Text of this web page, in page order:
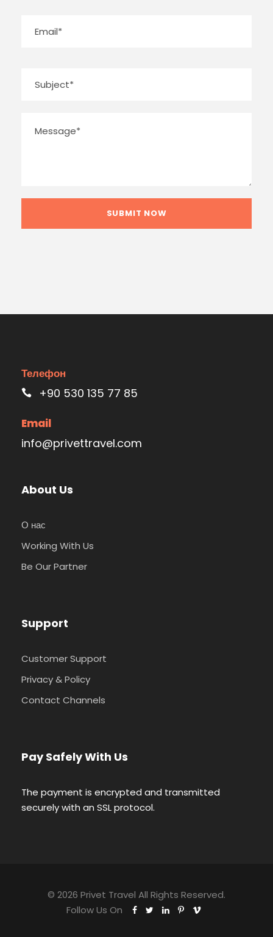
Телефон
+90 530 135 77 85
Email
info@privettravel.com
About Us
О нас
Working With Us
Be Our Partner
Support
Customer Support
Privacy & Policy
Contact Channels
Pay Safely With Us
The payment is encrypted and transmitted
securely with an SSL protocol.
© 2026 Privet Travel All Rights Reserved.
Follow Us On